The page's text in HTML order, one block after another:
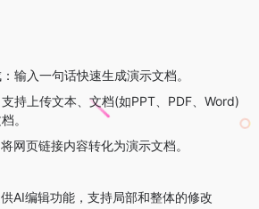
输入一句话快速生成演示文档。
持上传文本、文档(如PPT、PDF、Word)
。
网页链接内容转化为演示文档。
AI编辑功能，支持局部和整体的修改